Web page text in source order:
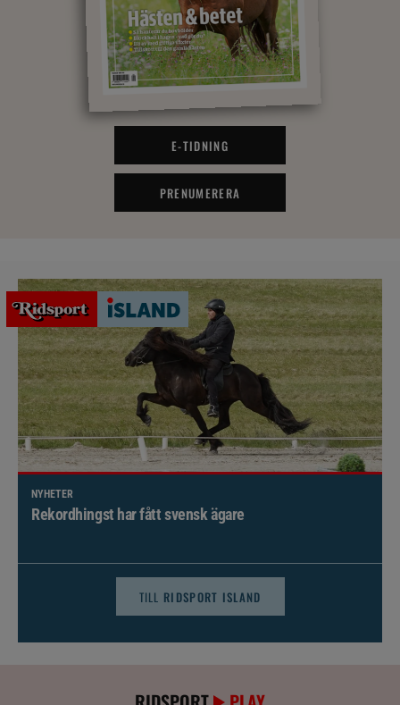
E-TIDNING
PRENUMERERA
NYHETER
Brett politiskt stöd för förändringar i djursjukvården –
TILL RIDSPORT ISLAND